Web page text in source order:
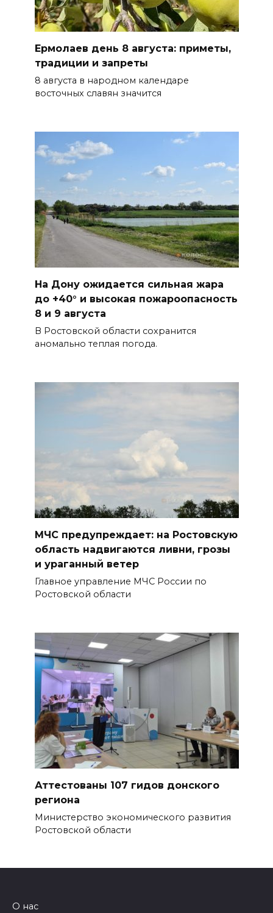
ликвидировали 16
техногенных пожаров и 30
08 августа 2026 10:35
В Ростовской области
высокого риска пожаров
08 августа 2026 09:32
Утром над акваторией
Азовского моря сбили
вражеские БПЛА
БОЛЬШЕ НОВОСТЕЙ
Ермолаев день 8 августа: приметы,
традиции и запреты
8 августа в народном календаре
восточных славян значится
На Дону ожидается сильная жара
до +40° и высокая пожароопасность
8 и 9 августа
В Ростовской области сохранится
аномально теплая погода.
МЧС предупреждает: на Ростовскую
область надвигаются ливни, грозы
и ураганный ветер
Главное управление МЧС России по
Ростовской области
Аттестованы 107 гидов донского
региона
Министерство экономического развития
Ростовской области
О нас